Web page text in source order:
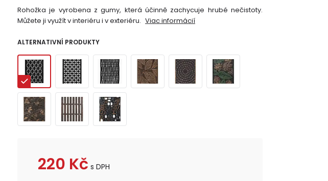
Rohožka je vyrobena z gumy, která účinně zachycuje hrubé nečistoty.
Můžete ji využít v interiéru i v exteriéru. Viac informácií
ALTERNATIVNÍ PRODUKTY
220 Kč s DPH